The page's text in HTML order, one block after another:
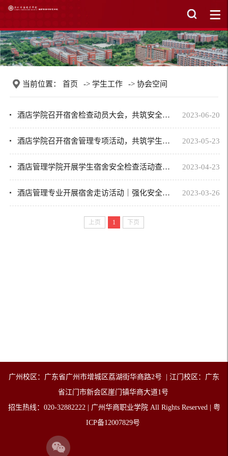
当前位置： 首页 -> 学生工作 -> 协会空间
2023-06-20
酒店学院召开宿舍检查动员大会，共筑安全舒适校园生活
2023-05-23
酒店学院召开宿舍管理专项活动，共筑学生生活新环境
2023-04-23
酒店管理学院开展学生宿舍安全检查活动查隐患、助成长
2023-03-26
酒店管理专业开展宿舍走访活动｜强化安全用电意识，助力学生成长
上页 1 下页
广州校区：广东省广州市增城 区荔湖街华商路2号 | 江门校区：广东
省江门市新会区崖门镇华商大道1号
招生热线：020-32882222 | 广州华商职业学院 All Rights Reserved | 粤
ICP备12007829号